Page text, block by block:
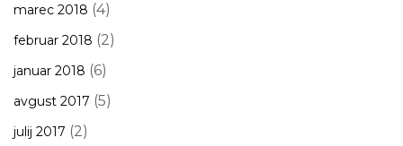
marec 2018 (4)
februar 2018 (2)
januar 2018 (6)
avgust 2017 (5)
julij 2017 (2)